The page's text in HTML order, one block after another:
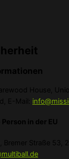
House,
E-Mail:
in der EU
Bremer Straße 53,